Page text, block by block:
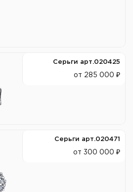
Серьги арт.020425
от 285 000 ₽
Серьги арт.020471
от 300 000 ₽